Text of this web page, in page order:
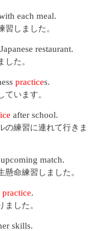
each meal.
しました。
restaurant.
た。
practices.
います。
after school.
の練習に連れて行きま
match.
命練習しました。
practice.
した。
skills.